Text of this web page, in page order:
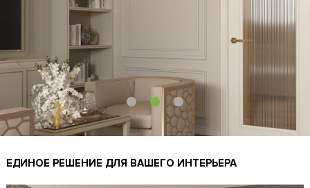
ЕДИНОЕ РЕШЕНИЕ ДЛЯ ВАШЕГО ИНТЕРЬЕРА